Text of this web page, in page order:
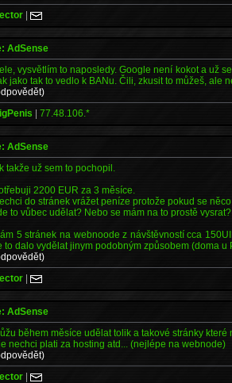
|
AdSense
vysvětlím to naposledy. Google není kokot a už
jako tak to vedlo k BANu. Čili, zkusit to můžeš, ale
|77.48.106.*
AdSense
takže už sem to pochopil.
2200 EUR za 3 měsíce.
do stránek vrážet peníze protože pokud se
to vůbec udělat? Nebo se mám na to prostě vysrat?
5 stránek na webnoode z návštěvností cca
to dalo vydělat jinym podobným způsobem (doma u
|
AdSense
během měsíce udělat tolik a takové stránky
nechci plati za hosting atd... (nejlépe na webnode)
|